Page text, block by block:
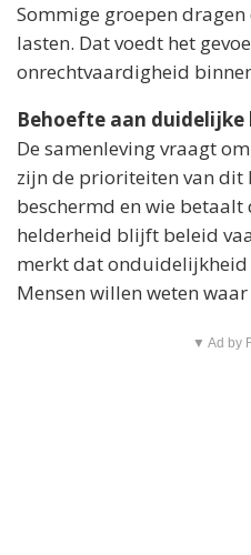
Sommige groepen
lasten. Dat voedt het
onrechtvaardigheid
Behoefte aan duidelijke
De samenleving vraagt
zijn de prioriteiten van dit
beschermd en wie
helderheid blijft beleid
merkt dat onduidelijkheid
Mensen willen weten
▼ Ad by